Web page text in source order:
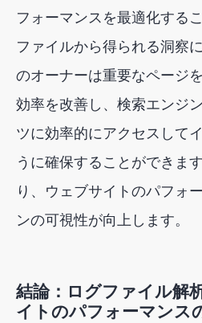
フォーマンスを最適化する
ファイルから得られる洞察
のオーナーは重要なページ
効率を改善し、検索エンジ
ツに効率的にアクセスして
うに確保することができま
り、ウェブサイトのパフォ
ンの可視性が向上します。
結論：ログファイル解
イトのパフォーマンス